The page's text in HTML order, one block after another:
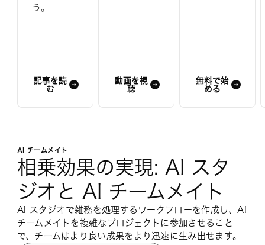
う。
記事を読
む
動画を視
聴
無料で始
める
AI チームメイト
相乗効果の実現: AI スタ
ジオと AI チームメイト
AI スタジオで雑務を処理するワークフローを作成し、AI
チームメイトを複雑なプロジェクトに参加させること
で、チームはより良い成果をより迅速に生み出せます。